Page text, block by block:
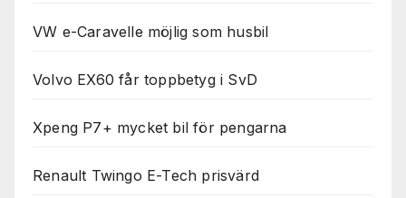
VW e-Caravelle möjlig som husbil
Volvo EX60 får toppbetyg i SvD
Xpeng P7+ mycket bil för pengarna
Renault Twingo E-Tech prisvärd